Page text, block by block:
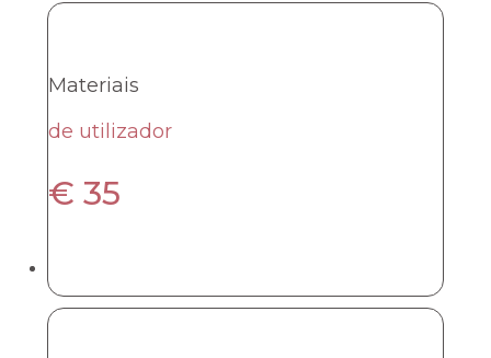
Materiais
de utilizador
€ 35